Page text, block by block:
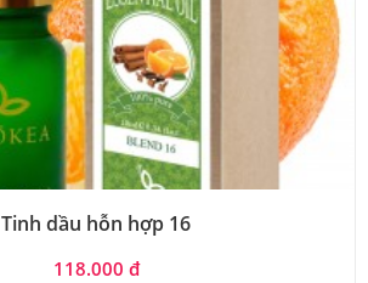
Tinh dầu hỗn hợp 16
118.000 đ